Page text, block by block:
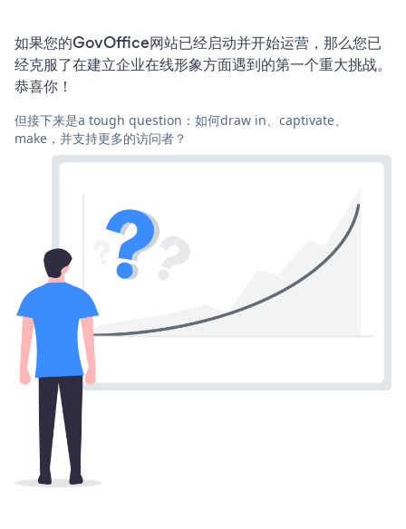
如果您的GovOffice网站已经启动并开始运营，那么您已
经克服了在建立企业在线形象方面遇到的第一个重大挑战。
恭喜你！
但接下来是a tough question：如何draw in、captivate、
make，并支持更多的访问者？